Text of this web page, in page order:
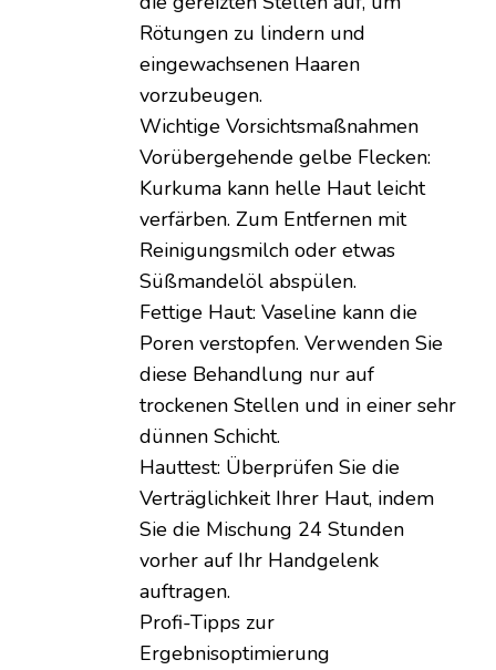
Rötungen zu lindern und
eingewachsenen Haaren
vorzubeugen.
Wichtige Vorsichtsmaßnahmen
Vorübergehende gelbe Flecken:
Kurkuma kann helle Haut leicht
verfärben. Zum Entfernen mit
Reinigungsmilch oder etwas
Süßmandelöl abspülen.
Fettige Haut: Vaseline kann die
Poren verstopfen. Verwenden Sie
diese Behandlung nur auf
trockenen Stellen und in einer sehr
dünnen Schicht.
Hauttest: Überprüfen Sie die
Verträglichkeit Ihrer Haut, indem
Sie die Mischung 24 Stunden
vorher auf Ihr Handgelenk
auftragen.
Profi-Tipps zur
Ergebnisoptimierung